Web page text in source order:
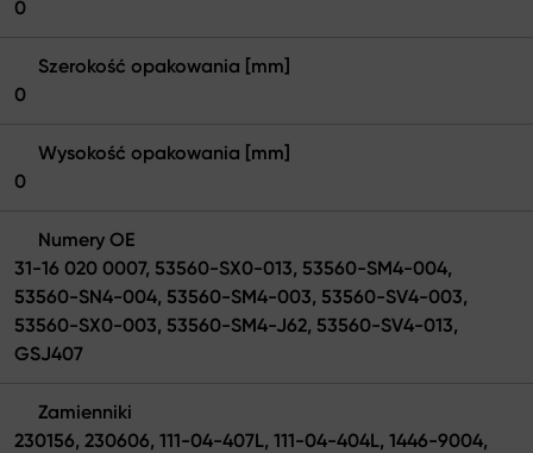
0
Szerokość opakowania [mm]
0
Wysokość opakowania [mm]
0
Numery OE
31-16 020 0007, 53560-SX0-013, 53560-SM4-004,
53560-SN4-004, 53560-SM4-003, 53560-SV4-003,
53560-SX0-003, 53560-SM4-J62, 53560-SV4-013,
GSJ407
Zamienniki
230156, 230606, 111-04-407L, 111-04-404L, 1446-9004,